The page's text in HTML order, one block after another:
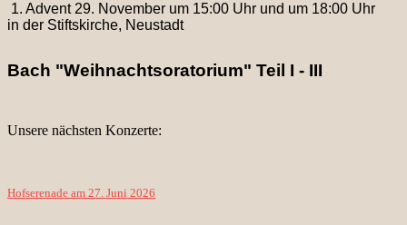
1. Advent 29. November um 15:00 Uhr und um 18:00 Uhr
in der Stiftskirche, Neustadt
Bach "Weihnachtsoratorium" Teil I - III
Unsere nächsten Konzerte:
Hofserenade am 27. Juni 2026